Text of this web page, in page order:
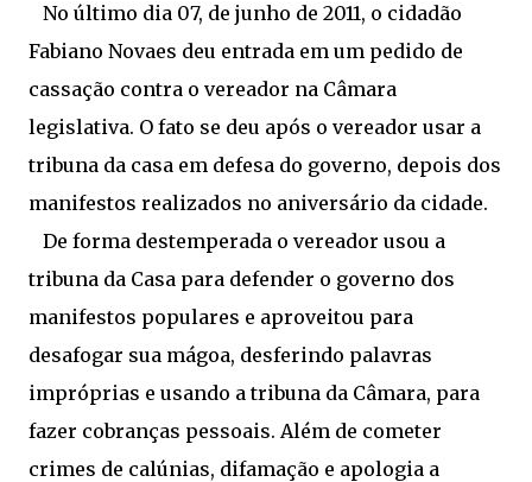
No último dia 07, de junho de 2011, o cidadão
Fabiano Novaes deu entrada em um pedido de
cassação contra o vereador na Câmara
legislativa. O fato se deu após o vereador usar a
tribuna da casa em defesa do governo, depois dos
manifestos realizados no aniversário da cidade.
De forma destemperada o vereador usou a
tribuna da Casa para defender o governo dos
manifestos populares e aproveitou para
desafogar sua mágoa, desferindo palavras
impróprias e usando a tribuna da Câmara, para
fazer cobranças pessoais. Além de cometer
crimes de calúnias, difamação e apologia a